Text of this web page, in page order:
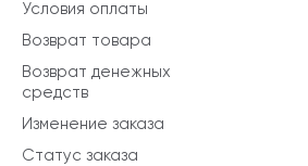
Условия оплаты
Возврат товара
Возврат денежных
средств
Изменение заказа
Статус заказа